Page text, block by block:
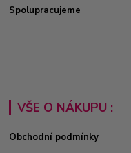
Spolupracujeme
VŠE O NÁKUPU :
Obchodní podmínky